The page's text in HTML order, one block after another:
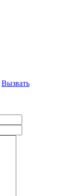
Вызвать